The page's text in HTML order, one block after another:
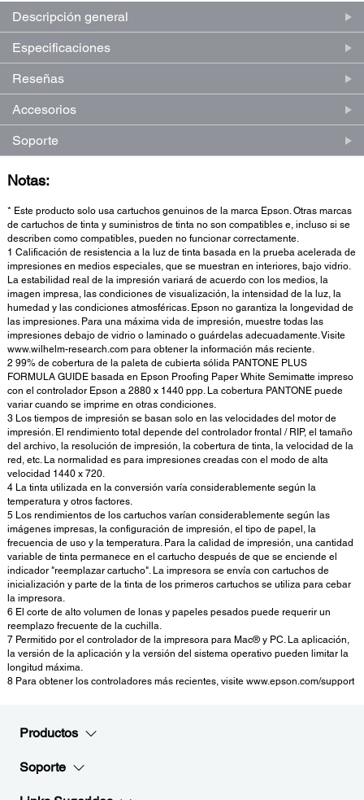
Descripción general
Especificaciones
Reseñas
Accesorios
Soporte
Notas:
* Este producto solo usa cartuchos genuinos de la marca Epson. Otras marcas
de cartuchos de tinta y suministros de tinta no son compatibles e, incluso si se
describen como compatibles, pueden no funcionar correctamente.
1 Calificación de resistencia a la luz de tinta basada en la prueba acelerada de
impresiones en medios especiales, que se muestran en interiores, bajo vidrio.
La estabilidad real de la impresión variará de acuerdo con los medios, la
imagen impresa, las condiciones de visualización, la intensidad de la luz, la
humedad y las condiciones atmosféricas. Epson no garantiza la longevidad de
las impresiones. Para una máxima vida de impresión, muestre todas las
impresiones debajo de vidrio o laminado o guárdelas adecuadamente. Visite
www.wilhelm-research.com para obtener la información más reciente.
2 99% de cobertura de la paleta de cubierta sólida PANTONE PLUS
FORMULA GUIDE basada en Epson Proofing Paper White Semimatte impreso
con el controlador Epson a 2880 x 1440 ppp. La cobertura PANTONE puede
variar cuando se imprime en otras condiciones.
3 Los tiempos de impresión se basan solo en las velocidades del motor de
impresión. El rendimiento total depende del controlador frontal / RIP, el tamaño
del archivo, la resolución de impresión, la cobertura de tinta, la velocidad de la
red, etc. La normalidad es para impresiones creadas con el modo de alta
velocidad 1440 x 720.
4 La tinta utilizada en la conversión varía considerablemente según la
temperatura y otros factores.
5 Los rendimientos de los cartuchos varían considerablemente según las
imágenes impresas, la configuración de impresión, el tipo de papel, la
frecuencia de uso y la temperatura. Para la calidad de impresión, una cantidad
variable de tinta permanece en el cartucho después de que se enciende el
indicador "reemplazar cartucho". La impresora se envía con cartuchos de
inicialización y parte de la tinta de los primeros cartuchos se utiliza para cebar
la impresora.
6 El corte de alto volumen de lonas y papeles pesados ​​puede requerir un
reemplazo frecuente de la cuchilla.
7 Permitido por el controlador de la impresora para Mac® y PC. La aplicación,
la versión de la aplicación y la versión del sistema operativo pueden limitar la
longitud máxima.
8 Para obtener los controladores más recientes, visite www.epson.com/support
Productos
Soporte